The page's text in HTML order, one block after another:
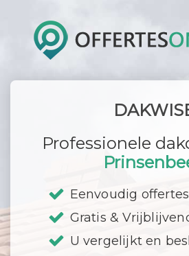
Professionele
Eenvoudig
Gratis &
U vergelijkt en